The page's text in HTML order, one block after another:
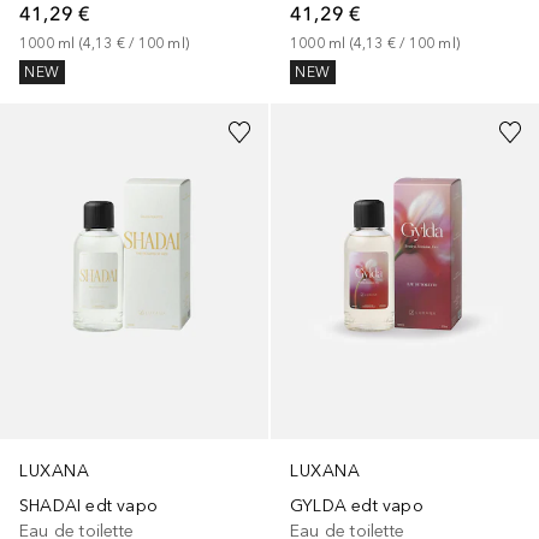
41,29 €
1000 ml (4,13 € / 100 ml )
NEW
41,29 €
1000 ml (4,13 € / 100 ml )
NEW
LUXANA
SHADAI edt vapo
Eau de toilette
LUXANA
GYLDA edt vapo
Eau de toilette